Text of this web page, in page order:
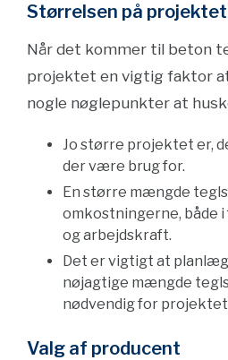
Størrelsen på projektet
Når det kommer til beton
projektet en vigtig faktor
nogle nøglepunkter at
Jo større projektet er,
der være brug for.
En større mængde
omkostningerne, både
og arbejdskraft.
Det er vigtigt at
nøjagtige mængde
nødvendig for
Valg af producent